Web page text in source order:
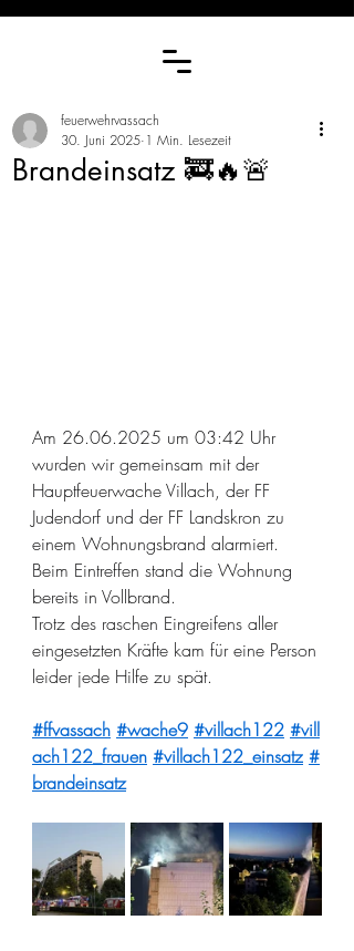
Brandeinsatz 🚒🔥🚨
feuerwehrvassach
30. Juni 2025 1 Min. Lesezeit
Am 26.06.2025 um 03:42 Uhr
wurden wir gemeinsam mit der
Hauptfeuerwache Villach, der FF
Judendorf und der FF Landskron zu
einem Wohnungsbrand alarmiert.
Beim Eintreffen stand die Wohnung
bereits in Vollbrand.
Trotz des raschen Eingreifens aller
eingesetzten Kräfte kam für eine Person
leider jede Hilfe zu spät.
#ffvassach #wache9 #villach122 #vill
ach122_frauen #villach122_einsatz #
brandeinsatz